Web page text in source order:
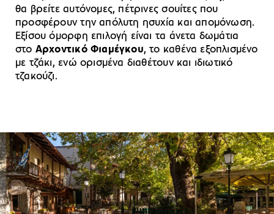
θα βρείτε αυτόνομες, πέτρινες σουίτες που
προσφέρουν την απόλυτη ησυχία και απομόνωση.
Εξίσου όμορφη επιλογή είναι τα άνετα δωμάτια
στο Αρχοντικό Φιαμέγκου, το καθένα εξοπλισμένο
με τζάκι, ενώ ορισμένα διαθέτουν και ιδιωτικό
τζακούζι.